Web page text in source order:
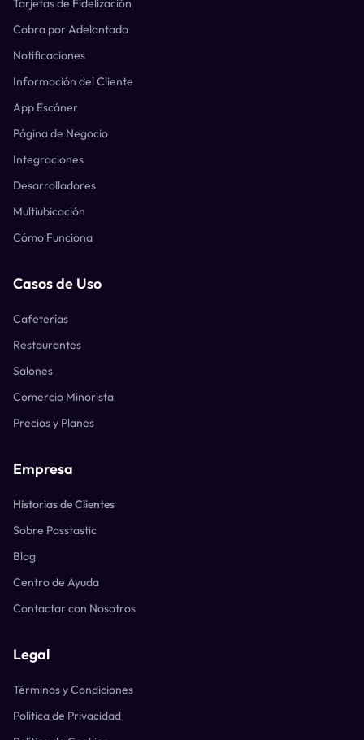
Tarjetas de Fidelización
Cobra por Adelantado
Notificaciones
Información del Cliente
App Escáner
Página de Negocio
Integraciones
Desarrolladores
Multiubicación
Cómo Funciona
Casos de Uso
Cafeterías
Restaurantes
Salones
Comercio Minorista
Precios y Planes
Empresa
Historias de Clientes
Sobre Passtastic
Blog
Centro de Ayuda
Contactar con Nosotros
Legal
Términos y Condiciones
Política de Privacidad